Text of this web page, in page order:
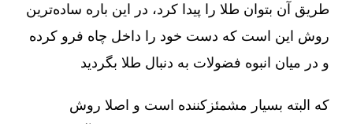
طریق آن بتوان طلا را پیدا کرد، در این باره ساده‌ترین
روش این است که دست خود را داخل چاه فرو کرده
و در میان انبوه فضولات به دنبال طلا بگردید
که البته بسیار مشمئزکننده است و اصلا روش